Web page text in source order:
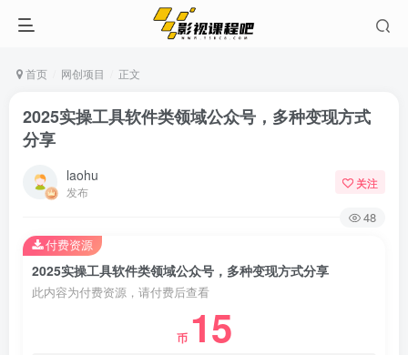
首页 网创项目 正文
2025实操工具软件类领域公众号，多种变现方式
分享
laohu
发布
关注
48
2025实操工具软件类领域公众号，多种变现方式分享
此内容为付费资源，请付费后查看
币 15
付费资源